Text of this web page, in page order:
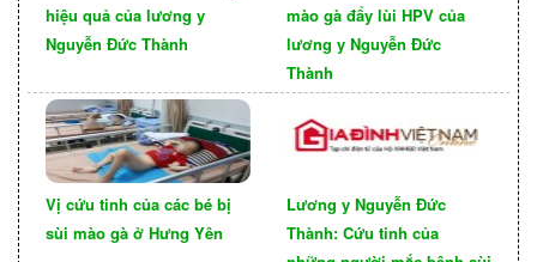
hiệu quả của lương y
Nguyễn Đức Thành
mào gà đẩy lùi HPV của
lương y Nguyễn Đức
Thành
Vị cứu tinh của các bé bị
sùi mào gà ở Hưng Yên
Lương y Nguyễn Đức
Thành: Cứu tinh của